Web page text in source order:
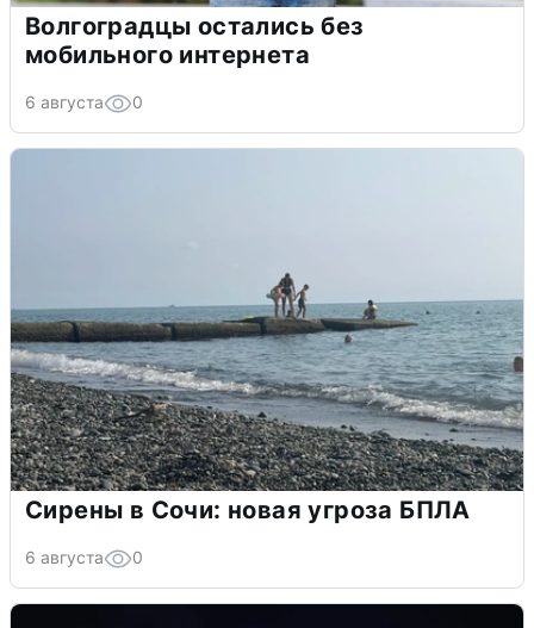
Волгоградцы остались без
мобильного интернета
6 августа 0
Сирены в Сочи: новая угроза БПЛА
6 августа 0